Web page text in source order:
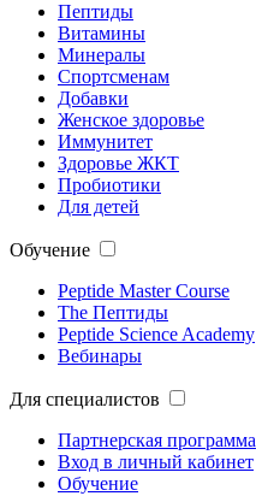
Пептиды
Витамины
Минералы
Спортсменам
Добавки
Женское здоровье
Иммунитет
Здоровье ЖКТ
Пробиотики
Для детей
Обучение
Peptide Master Course
The Пептиды
Peptide Science Academy
Вебинары
Для специалистов
Партнерская программа
Вход в личный кабинет
Обучение